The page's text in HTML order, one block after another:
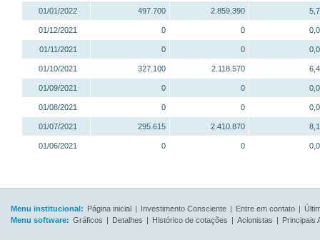
01/01/2022 497.700 2.859.390
01/12/2021 0 0
01/11/2021 0 0
01/10/2021 327.100 2.118.570
01/09/2021 0 0
01/08/2021 0 0
01/07/2021 295.615 2.410.870
01/06/2021 0 0
Menu institucional: Página inicial | Investimento Consciente | Entre em contato |
Menu software: Gráficos | Detalhes | Histórico de cotações | Acionistas | Principais